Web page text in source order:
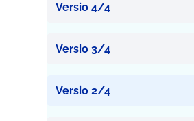
Versio 4/4
Versio 3/4
Versio 2/4